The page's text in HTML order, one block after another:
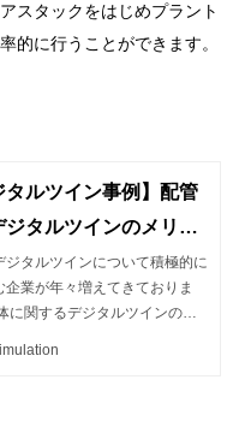
スタックをはじめプラント
的に行うことができます。
タルツイン事例】配管
ジタルツインのメリッ
題について
ジタルツインについて積極的に
企業が年々増えてきておりま
に関するデジタルツインの活